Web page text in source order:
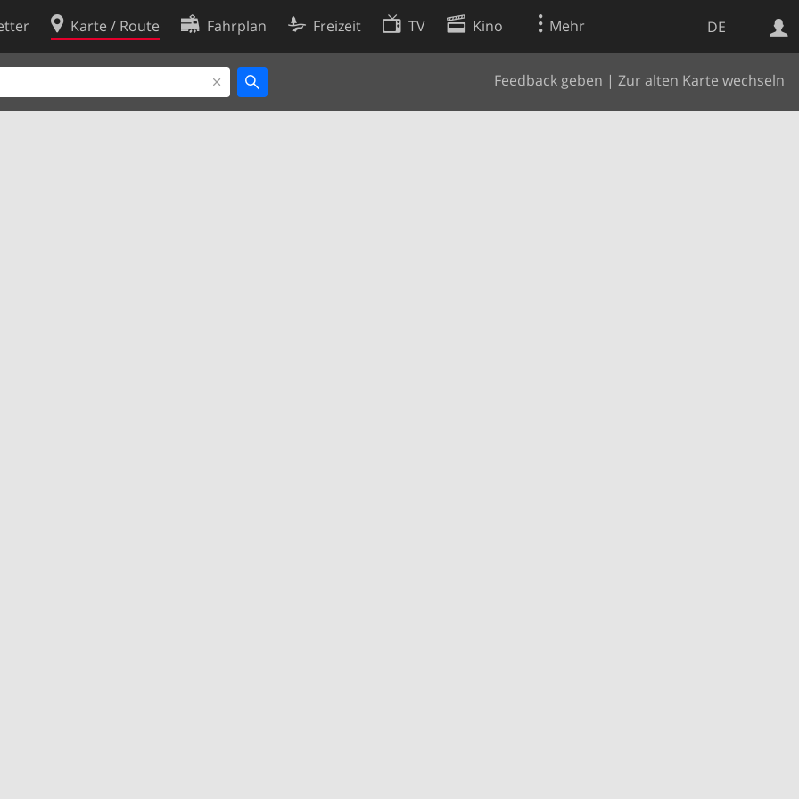
DE
Karte / Route Fahrplan Freizeit TV Kino Mehr
Feedback geben | Zur alten Karte wechseln
Websuche
Cookie-Richtlinie
Cookie-Einstellungen